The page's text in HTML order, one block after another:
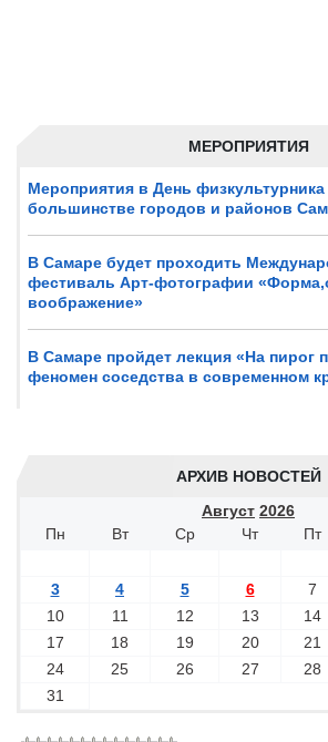
МЕРОПРИЯТИЯ
Мероприятия в День
большинстве городов и районов
В Самаре будет проходить
фестиваль Арт-фотографии
воображение»
В Самаре пройдет лекция «На пирог
феномен соседства в современном
АРХИВ НОВОСТЕЙ
Август 2026
Пн
Вт Ср Чт Пт
3
4 5 6 7
10
11 12 13 14
17
18 19 20 21
24
25 26 27 28
31